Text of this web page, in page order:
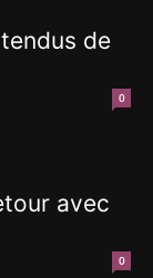
de
0
avec
0